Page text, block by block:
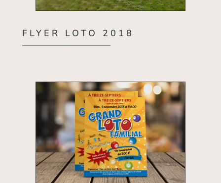
FLYER LOTO 2018